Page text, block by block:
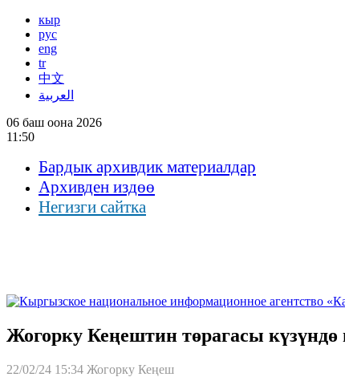
кыр
рус
eng
tr
中文
العربية
06 баш оона 2026
11:50
Бардык архивдик материалдар
Архивден издөө
Негизги сайтка
Жогорку Кеңештин төрагасы
22/02/24 15:34 Жогорку Кеңеш